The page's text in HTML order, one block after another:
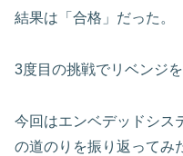
結果は「合格」だった。
3度目の挑戦でリベンジ
今回はエンベデッドシス
の道のりを振り返ってみ